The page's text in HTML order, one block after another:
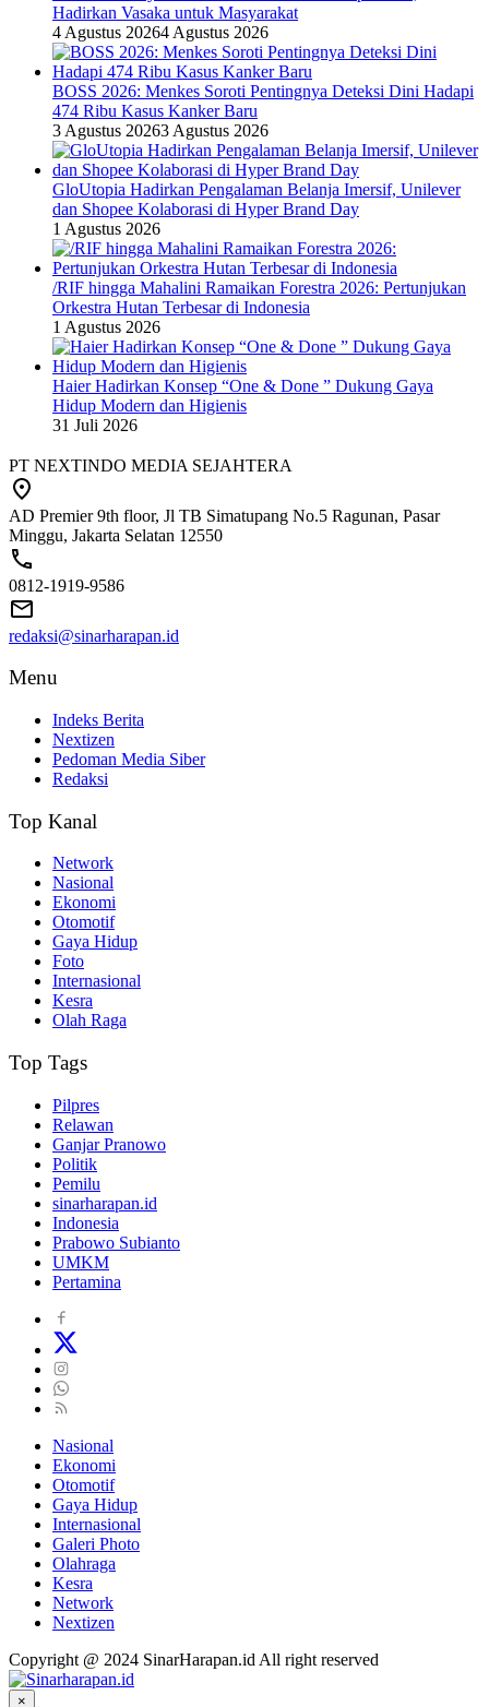
Hadirkan Vasaka untuk Masyarakat
4 Agustus 20264 Agustus 2026
BOSS 2026: Menkes Soroti Pentingnya Deteksi Dini Hadapi
474 Ribu Kasus Kanker Baru
3 Agustus 20263 Agustus 2026
GloUtopia Hadirkan Pengalaman Belanja Imersif, Unilever
dan Shopee Kolaborasi di Hyper Brand Day
1 Agustus 2026
/RIF hingga Mahalini Ramaikan Forestra 2026: Pertunjukan
Orkestra Hutan Terbesar di Indonesia
1 Agustus 2026
Haier Hadirkan Konsep “One & Done ” Dukung Gaya
Hidup Modern dan Higienis
31 Juli 2026
PT NEXTINDO MEDIA SEJAHTERA
AD Premier 9th floor, Jl TB Simatupang No.5 Ragunan, Pasar
Minggu, Jakarta Selatan 12550
0812-1919-9586
redaksi@sinarharapan.id
Menu
Indeks Berita
Nextizen
Pedoman Media Siber
Redaksi
Top Kanal
Network
Nasional
Ekonomi
Otomotif
Gaya Hidup
Foto
Internasional
Kesra
Olah Raga
Top Tags
Pilpres
Relawan
Ganjar Pranowo
Politik
Pemilu
sinarharapan.id
Indonesia
Prabowo Subianto
UMKM
Pertamina
Nasional
Ekonomi
Otomotif
Gaya Hidup
Internasional
Galeri Photo
Olahraga
Kesra
Network
Nextizen
Copyright @ 2024 SinarHarapan.id All right reserved
×